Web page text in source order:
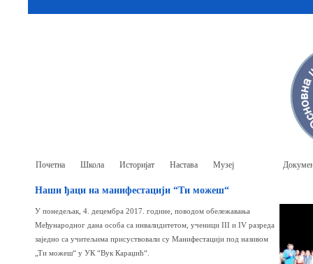
Почетна Школа Историјат Настава Музеј
Наши ђаци на манифестацији “Ти можеш“
У понедељак, 4. децембра 2017. године, поводом обележавања
Међународног дана особа са инвалидитетом, ученици III и IV разреда
заједно са учитељима присуствовали су Манифестацији под називом
„Ти можеш“ у УК “Вук Караџић“.